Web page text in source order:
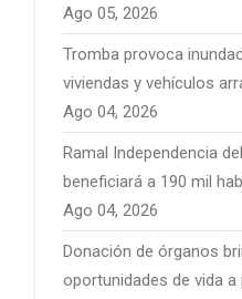
mercados internacionales
Ago 05, 2026
Tromba provoca
viviendas y vehículos
Pátzcuaro
Ago 04, 2026
Ramal Independencia
beneficiará a 190 mil
Ago 04, 2026
Donación de órganos
oportunidades de vida a